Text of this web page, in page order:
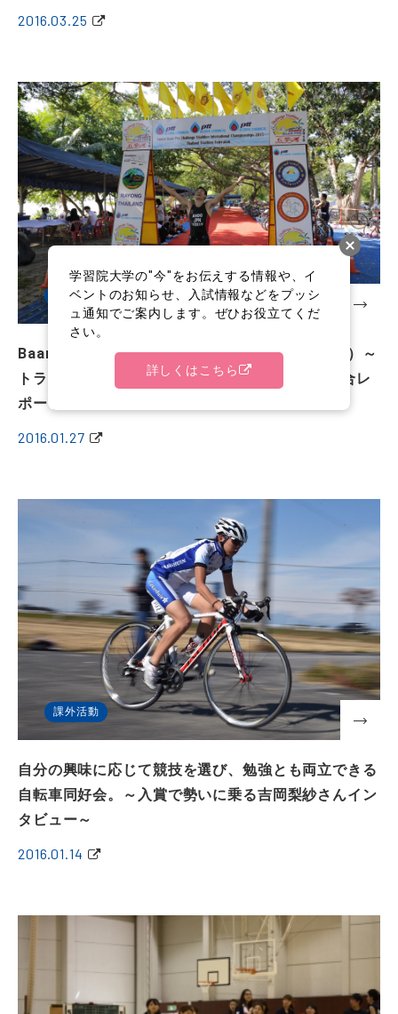
2016.03.25
課外活動
Baan Phe International Triathlon（6/12/2015）～
トライアスロン部4年の安藤紀幸さん海外遠征試合レ
ポート～
2016.01.27
課外活動
自分の興味に応じて競技を選び、勉強とも両立できる
自転車同好会。～入賞で勢いに乗る吉岡梨紗さんイン
タビュー～
2016.01.14
学習院大学の"今"をお伝えする情報や、イ
ベントのお知らせ、入試情報などをプッシ
ュ通知でご案内します。ぜひお役立てくだ
さい。
詳しくはこちら